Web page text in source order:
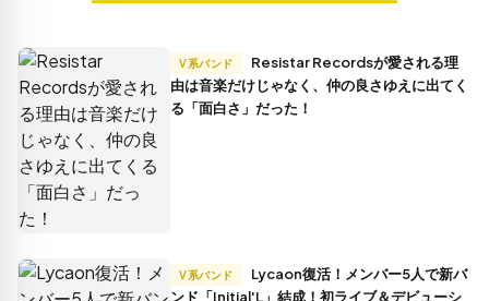
V系バンド
由は音楽だけじゃなく、仲の良さゆえに出てく
る「面白さ」だった！
V系バンド
ンド「Initial'L」結成！初ライブ＆デビューシ